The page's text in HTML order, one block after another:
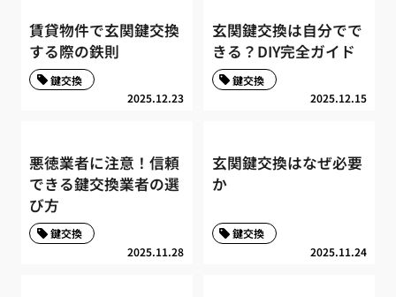
賃貸物件で玄関鍵交換
する際の鉄則
2025.12.23
鍵交換
玄関鍵交換は自分でで
きる？DIY完全ガイド
2025.12.15
鍵交換
悪徳業者に注意！信頼
できる鍵交換業者の選
び方
2025.11.28
鍵交換
玄関鍵交換はなぜ必要
か
2025.11.24
鍵交換